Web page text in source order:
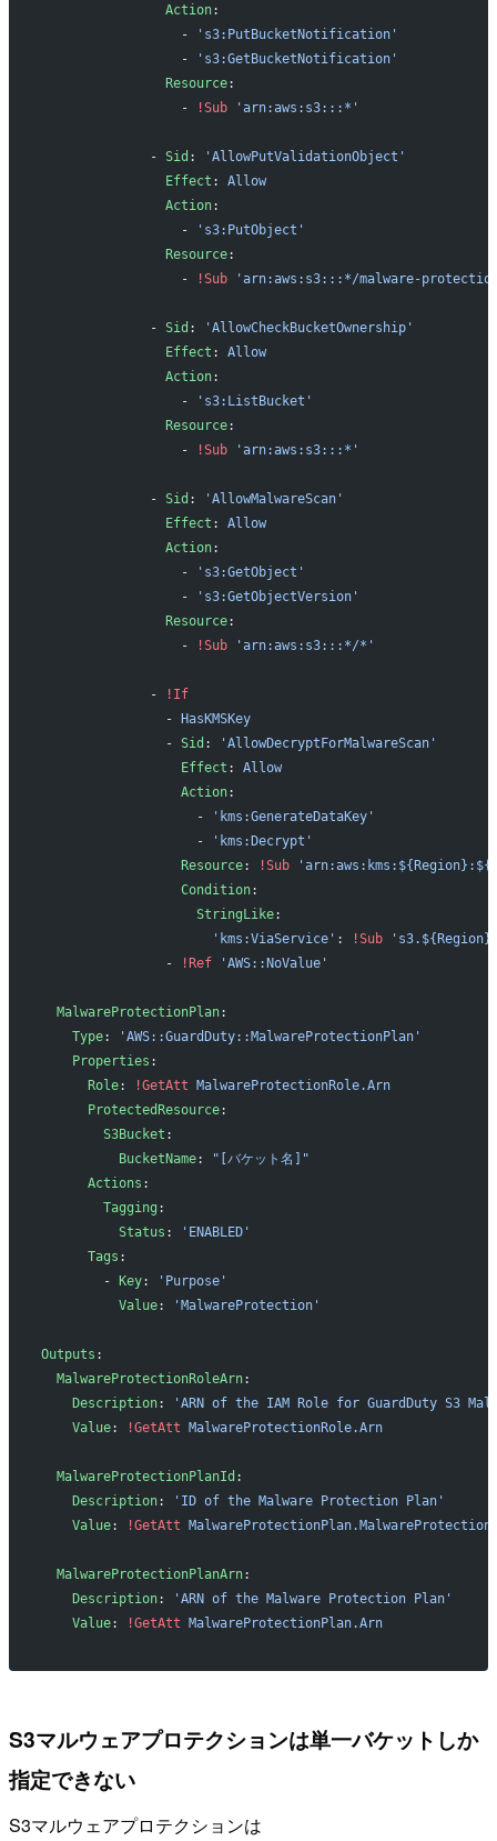
                Action
:
                  -
's3:PutBucketNotification'
                  -
's3:GetBucketNotification'
                Resource
:
                  -
!Sub 'arn:aws:s3:::*'
              -
Sid :
'AllowPutValidationObject'
                Effect
: Allow
                Action
:
                  -
's3:PutObject'
                Resource
:
                  -
!Sub 'arn:aws:s3:::*/malware-
              -
Sid :
'AllowCheckBucketOwnership'
                Effect
: Allow
                Action
:
                  -
's3:ListBucket'
                Resource
:
                  -
!Sub 'arn:aws:s3:::*'
              -
Sid :
'AllowMalwareScan'
                Effect
: Allow
                Action
:
                  -
's3:GetObject'
                  -
's3:GetObjectVersion'
                Resource
:
                  -
!Sub 'arn:aws:s3:::*/*'
              -
!If
                -
HasKMSKey
                -
Sid :
'AllowDecryptForMalwareScan'
                  Effect
: Allow
                  Action
:
                    -
'kms:GenerateDataKey'
                    -
'kms:Decrypt'
                  Resource
: !Sub
                  Condition
:
                    StringLike
:
                      'kms:ViaService'
: !Sub
                -
!Ref 'AWS::NoValue'
  MalwareProtectionPlan
:
    Type
:
'AWS::GuardDuty::MalwareProtectionPlan'
    Properties
:
      Role
: !GetAtt MalwareProtectionRole.Arn
      ProtectedResource
:
        S3Bucket
:
          BucketName
:
"[バケット名]"
      Actions
:
        Tagging
:
          Status
:
'ENABLED'
      Tags
:
        -
Key:
'Purpose'
          Value
: 'MalwareProtection'
Outputs :
  MalwareProtectionRoleArn
:
    Description
:
'ARN of the IAM Role for GuardDuty S3
    Value
: !GetAtt MalwareProtectionRole.Arn
  MalwareProtectionPlanId
:
    Description
:
'ID of the Malware Protection Plan'
    Value
: !GetAtt
  MalwareProtectionPlanArn
:
    Description
:
'ARN of the Malware Protection Plan'
    Value
: !GetAtt MalwareProtectionPlan.Arn
S3マルウェアプロテクションは単一バケットしか
指定できない
S3マルウェアプロテクションは